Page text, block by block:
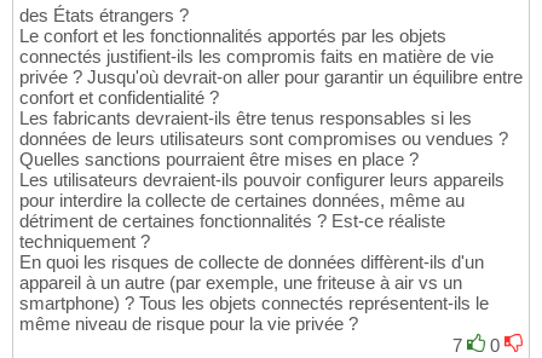
des États étrangers ?
Le confort et les fonctionnalités apportés par les objets
connectés justifient-ils les compromis faits en matière de vie
privée ? Jusqu'où devrait-on aller pour garantir un équilibre entre
confort et confidentialité ?
Les fabricants devraient-ils être tenus responsables si les
données de leurs utilisateurs sont compromises ou vendues ?
Quelles sanctions pourraient être mises en place ?
Les utilisateurs devraient-ils pouvoir configurer leurs appareils
pour interdire la collecte de certaines données, même au
détriment de certaines fonctionnalités ? Est-ce réaliste
techniquement ?
En quoi les risques de collecte de données diffèrent-ils d'un
appareil à un autre (par exemple, une friteuse à air vs un
smartphone) ? Tous les objets connectés représentent-ils le
même niveau de risque pour la vie privée ?
7
0